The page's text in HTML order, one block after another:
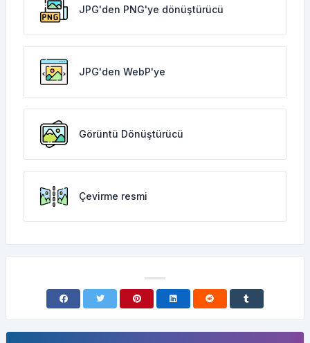
JPG'den PNG'ye dönüştürücü
JPG'den WebP'ye
Görüntü Dönüştürücü
Çevirme resmi